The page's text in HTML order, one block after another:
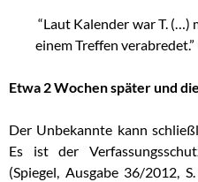
“Laut Kalender war T. (…)
einem Treffen verabredet.”
Etwa 2 Wochen später und
Der Unbekannte kann
Es ist der
(Spiegel, Ausgabe 36/2012,